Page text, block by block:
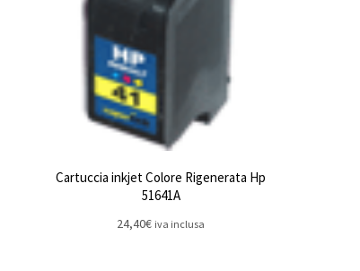
Cartuccia inkjet Colore Rigenerata Hp
51641A
24,40€ iva inclusa